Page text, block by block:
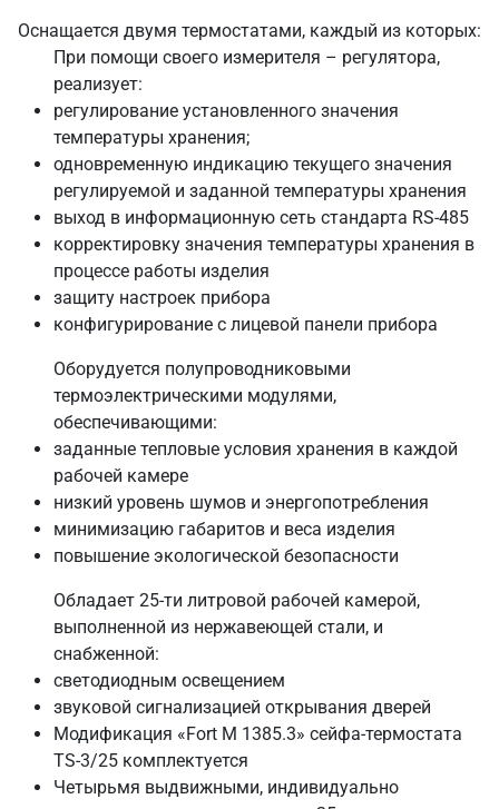
Оснащается двумя термостатами, каждый из которых:
При помощи своего измерителя – регулятора,
реализует:
регулирование установленного значения
температуры хранения;
одновременную индикацию текущего значения
регулируемой и заданной температуры хранения
выход в информационную сеть стандарта RS-485
корректировку значения температуры хранения в
процессе работы изделия
защиту настроек прибора
конфигурирование с лицевой панели прибора
Оборудуется полупроводниковыми
термоэлектрическими модулями,
обеспечивающими:
заданные тепловые условия хранения в каждой
рабочей камере
низкий уровень шумов и энергопотребления
минимизацию габаритов и веса изделия
повышение экологической безопасности
Обладает 25-ти литровой рабочей камерой,
выполненной из нержавеющей стали, и
снабженной:
светодиодным освещением
звуковой сигнализацией открывания дверей
Модификация «Fort М 1385.3» сейфа-термостата
TS-3/25 комплектуется
Четырьмя выдвижными, индивидуально